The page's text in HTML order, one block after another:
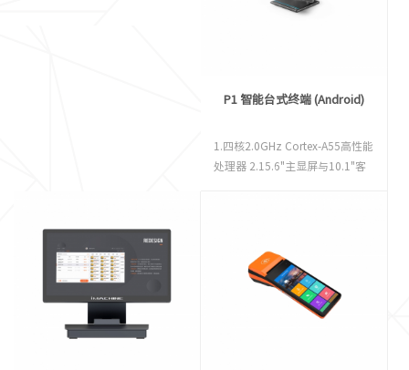
P1 智能台式终端 (Android)
1.四核2.0GHz Cortex-A55高性能
处理器 2.15.6"主显屏与10.1"客